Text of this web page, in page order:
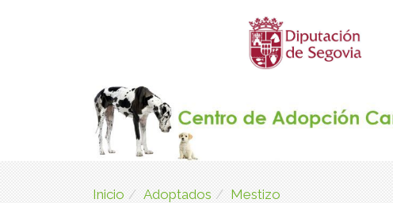
Inicio Adoptados Mestizo